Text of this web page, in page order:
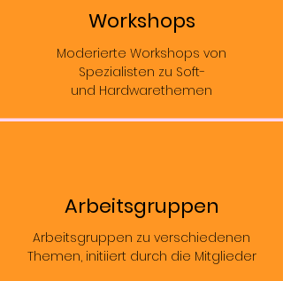
Workshops
Moderierte Workshops von
Spezialisten zu Soft-
und Hardwarethemen
Arbeitsgruppen
Arbeitsgruppen zu verschiedenen
Themen, initiiert durch die Mitglieder